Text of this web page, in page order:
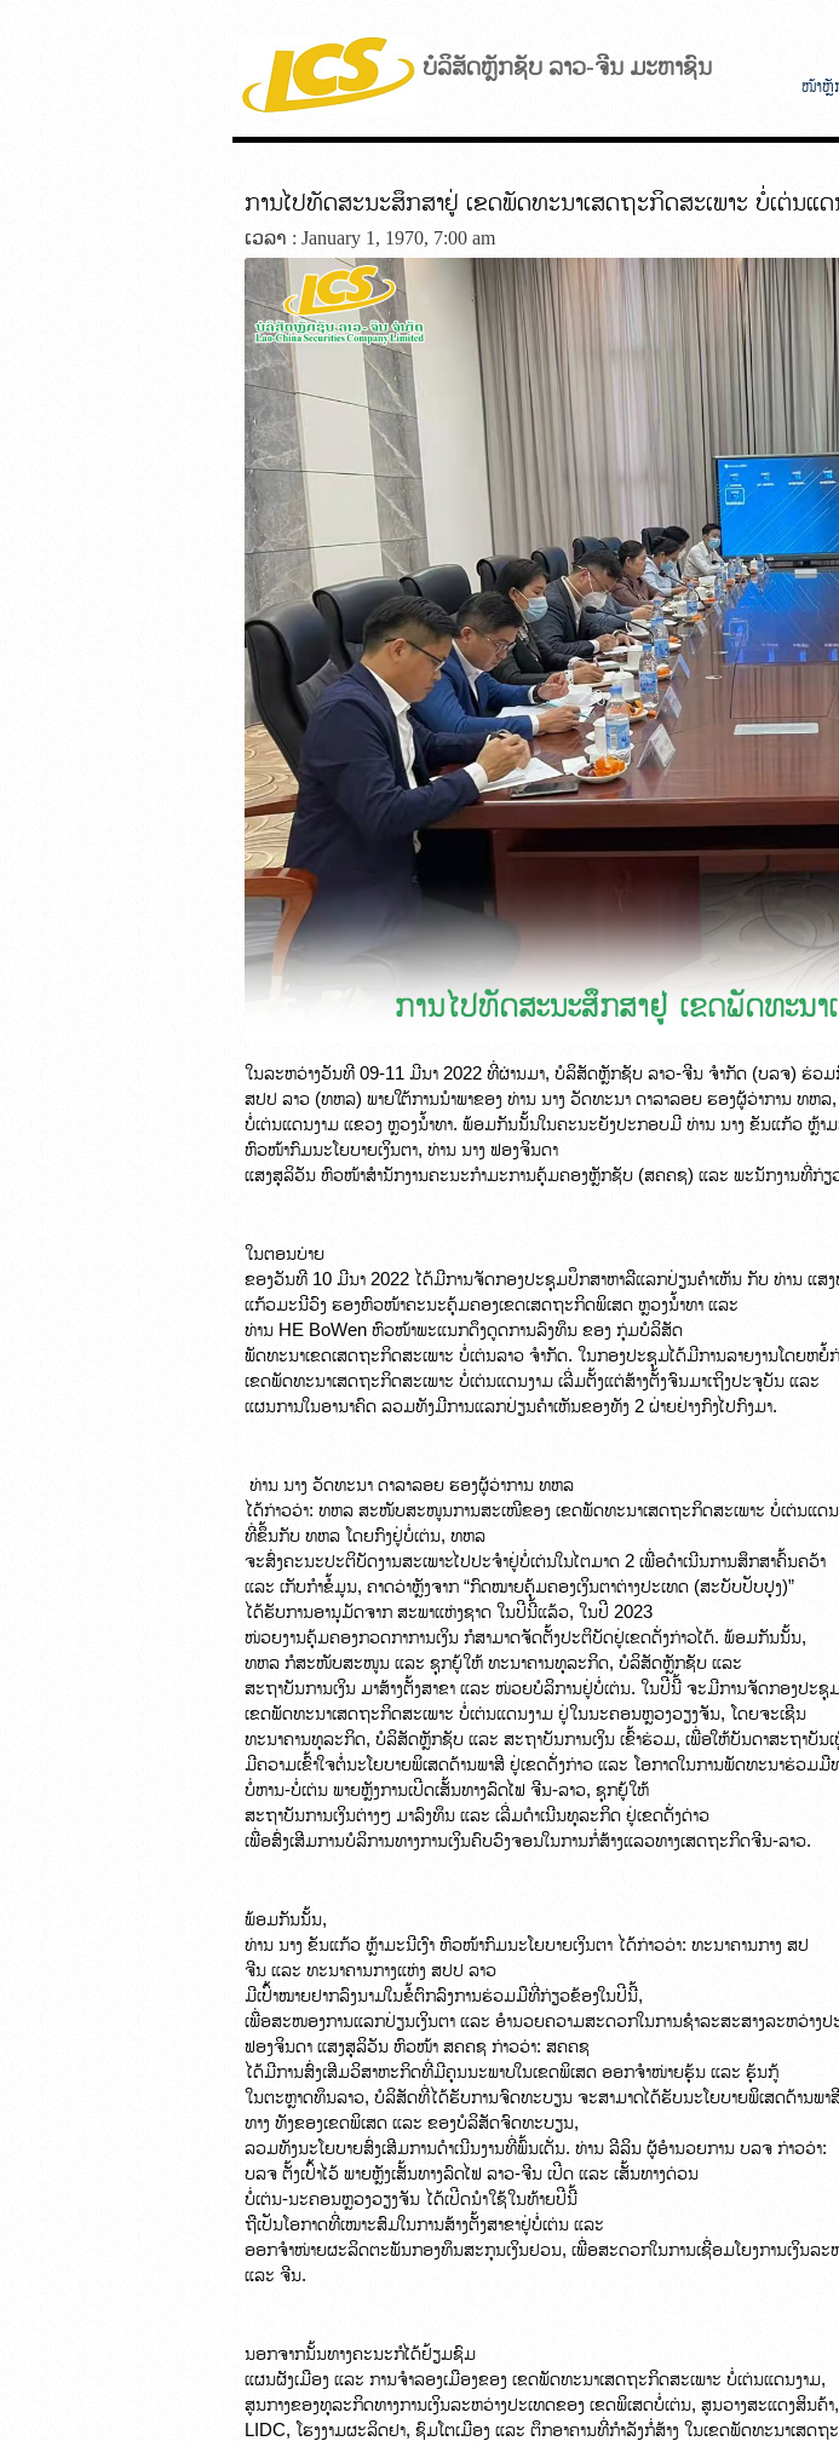
ບໍລິສັດຫຼັກຊັບ ລາວ-ຈີນ ມະຫາຊົນ
ໜ້າຫຼັ
ການໄປທັດສະນະສຶກສາຢູ່ ເຂດພັດທະນາເສດຖະກິດສະເພາະ ບໍ່ເຕ່ນແດ
ເວລາ : January 1, 1970, 7:00 am
ໃນລະຫວ່າງວັນທີ 09-11 ມີນາ 2022 ທີ່ຜ່ານມາ, ບໍລິສັດຫຼັກຊັບ ລາວ-ຈີນ ຈຳກັດ (ບລຈ) ຮ່ວມ
ສປປ ລາວ (ທຫລ) ພາຍໃຕ້ການນຳພາຂອງ ທ່ານ ນາງ ວັດທະນາ ດາລາລອຍ ຮອງຜູ້ວ່າການ ທ
ບໍ່ເຕ່ນແດນງາມ ແຂວງ ຫຼວງນ້ຳທາ. ພ້ອມກັນນັ້ນໃນຄະນະຍັງປະກອບມີ ທ່ານ ນາງ ຂັນແກ້ວ ຫຼ້າມ
ຫົວໜ້າກົມນະໂຍບາຍເງິນຕາ, ທ່ານ ນາງ ຟອງຈິນດາ
ແສງສຸລິວັນ ຫົວໜ້າສຳນັກງານຄະນະກຳມະການຄຸ້ມຄອງຫຼັກຊັບ (ສຄຄຊ) ແລະ ພະນັກງານທີ່ກ່ຽ
ໃນຕອນບ່າຍ
ຂອງວັນທີ 10 ມີນາ 2022 ໄດ້ມີການຈັດກອງປະຊຸມປຶກສາຫາລືແລກປ່ຽນຄຳເຫັນ ກັບ ທ່ານ ແສງ
ແກ້ວມະນີວົງ ຮອງຫົວໜ້າຄະນະຄຸ້ມຄອງເຂດເສດຖະກິດພິເສດ ຫຼວງນ້ຳທາ ແລະ
ທ່ານ HE BoWen ຫົວໜ້າພະແນກດຶງດູດການລົງທຶນ ຂອງ ກຸ່ມບໍລິສັດ
ພັດທະນາເຂດເສດຖະກິດສະເພາະ ບໍ່ເຕ່ນລາວ ຈຳກັດ. ໃນກອງປະຊຸມໄດ້ມີການລາຍງານໂດຍຫຍໍ້
ເຂດພັດທະນາເສດຖະກິດສະເພາະ ບໍ່ເຕ່ນແດນງາມ ເລີ່ມຕັ້ງແຕ່ສ້າງຕັ້ງຈົນມາເຖິງປະຈຸບັນ ແລະ
ແຜນການໃນອານາຄົດ ລວມທັງມີການແລກປ່ຽນຄຳເຫັນຂອງທັງ 2 ຝ່າຍຢ່າງກົງໄປກົງມາ.
ທ່ານ ນາງ ວັດທະນາ ດາລາລອຍ ຮອງຜູ້ວ່າການ ທຫລ
ໄດ້ກ່າວວ່າ: ທຫລ ສະໜັບສະໜູນການສະເໜີຂອງ ເຂດພັດທະນາເສດຖະກິດສະເພາະ ບໍ່ເຕ່ນແດ
ທີ່ຂຶ້ນກັບ ທຫລ ໂດຍກົງຢູ່ບໍ່ເຕ່ນ, ທຫລ
ຈະສົ່ງຄະນະປະຕິບັດງານສະເພາະໄປປະຈຳຢູ່ບໍ່ເຕ່ນໃນໄຕມາດ 2 ເພື່ອດຳເນີນການສຶກສາຄົ້ນຄວ້າ
ແລະ ເກັບກຳຂໍ້ມູນ, ຄາດວ່າຫຼັງຈາກ “ກົດໝາຍຄຸ້ມຄອງເງິນຕາຕ່າງປະເທດ (ສະບັບປັບປຸງ)”
ໄດ້ຮັບການອານຸມັດຈາກ ສະພາແຫ່ງຊາດ ໃນປີນີ້ແລ້ວ, ໃນປີ 2023
ໜ່ວຍງານຄຸ້ມຄອງກວດກາການເງິນ ກໍສາມາດຈັດຕັ້ງປະຕິບັດຢູ່ເຂດດັ່ງກ່າວໄດ້. ພ້ອມກັນນັ້ນ,
ທຫລ ກໍສະໜັບສະໜູນ ແລະ ຊຸກຍູ້ໃຫ້ ທະນາຄານທຸລະກິດ, ບໍລິສັດຫຼັກຊັບ ແລະ
ສະຖາບັນການເງິນ ມາສ້າງຕັ້ງສາຂາ ແລະ ໜ່ວຍບໍລິການຢູ່ບໍ່ເຕ່ນ. ໃນປີນີ້ ຈະມີການຈັດກອງປະຊຸ
ເຂດພັດທະນາເສດຖະກິດສະເພາະ ບໍ່ເຕ່ນແດນງາມ ຢູ່ໃນນະຄອນຫຼວງວຽງຈັນ, ໂດຍຈະເຊີນ
ທະນາຄານທຸລະກິດ, ບໍລິສັດຫຼັກຊັບ ແລະ ສະຖາບັນການເງິນ ເຂົ້າຮ່ວມ, ເພື່ອໃຫ້ບັນດາສະຖາບັນເ
ມີຄວາມເຂົ້າໃຈຕໍ່ນະໂຍບາຍພິເສດດ້ານພາສີ ຢູ່ເຂດດັ່ງກ່າວ ແລະ ໂອກາດໃນການພັດທະນາຮ່ວມ
ບໍ່ຫານ-ບໍ່ເຕ່ນ ພາຍຫຼັງການເປີດເສັ້ນທາງລົດໄຟ ຈີນ-ລາວ, ຊຸກຍູ້ໃຫ້
ສະຖາບັນການເງິນຕ່າງໆ ມາລົງທຶນ ແລະ ເລີ່ມດຳເນີນທຸລະກິດ ຢູ່ເຂດດັ່ງດ່າວ
ເພື່ອສົ່ງເສີມການບໍລິການທາງການເງິນຄົບວົງຈອນໃນການກໍ່ສ້າງແລວທາງເສດຖະກິດຈີນ-ລາວ.
ພ້ອມກັນນັ້ນ,
ທ່ານ ນາງ ຂັນແກ້ວ ຫຼ້າມະນີເງົາ ຫົວໜ້າກົມນະໂຍບາຍເງິນຕາ ໄດ້ກ່າວວ່າ: ທະນາຄານກາງ ສປ
ຈີນ ແລະ ທະນາຄານກາງແຫ່ງ ສປປ ລາວ
ມີເປົ້າໝາຍຢາກລົງນາມໃນຂໍ້ຕົກລົງການຮ່ວມມືທີ່ກ່ຽວຂ້ອງໃນປີນີ້,
ເພື່ອສະໜອງການແລກປ່ຽນເງິນຕາ ແລະ ອຳນວຍຄວາມສະດວກໃນການຊຳລະສະສາງລະຫວ່າງປ
ຟອງຈິນດາ ແສງສຸລິວັນ ຫົວໜ້າ ສຄຄຊ ກ່າວວ່າ: ສຄຄຊ
ໄດ້ມີການສົ່ງເສີມວິສາຫະກິດທີ່ມີຄຸນນະພາບໃນເຂດພິເສດ ອອກຈຳໜ່າຍຮຸ້ນ ແລະ ຮຸ້ນກູ້
ໃນຕະຫຼາດທຶນລາວ, ບໍລິສັດທີ່ໄດ້ຮັບການຈົດທະບຽນ ຈະສາມາດໄດ້ຮັບນະໂຍບາຍພິເສດດ້ານພາ
ທາງ ທັງຂອງເຂດພິເສດ ແລະ ຂອງບໍລິສັດຈົດທະບຽນ,
ລວມທັງນະໂຍບາຍສົ່ງເສີມການດຳເນີນງານທີ່ພົ້ນເດັ່ນ. ທ່ານ ລີລິນ ຜູ້ອຳນວຍການ ບລຈ ກ່າວວ່າ:
ບລຈ ຕັ້ງເປົ້າໄວ້ ພາຍຫຼັງເສັ້ນທາງລົດໄຟ ລາວ-ຈີນ ເປີດ ແລະ ເສັ້ນທາງດ່ວນ
ບໍ່ເຕ່ນ-ນະຄອນຫຼວງວຽງຈັນ ໄດ້ເປີດນຳໃຊ້ໃນທ້າຍປີນີ້
ຖືເປັນໂອກາດທີ່ເໝາະສົມໃນການສ້າງຕັ້ງສາຂາຢູ່ບໍ່ເຕ່ນ ແລະ
ອອກຈຳໜ່າຍຜະລິດຕະພັນກອງທຶນສະກຸນເງິນຢວນ, ເພື່ອສະດວກໃນການເຊື່ອມໂຍງການເງິນລະ
ແລະ ຈີນ.
ນອກຈາກນັ້ນທາງຄະນະກໍໄດ້ຢ້ຽມຊົມ
ແຜນຜັງເມືອງ ແລະ ການຈຳລອງເມືອງຂອງ ເຂດພັດທະນາເສດຖະກິດສະເພາະ ບໍ່ເຕ່ນແດນງາມ,
ສູນກາງຂອງທຸລະກິດທາງການເງິນລະຫວ່າງປະເທດຂອງ ເຂດພິເສດບໍ່ເຕ່ນ, ສູນວາງສະແດງສິນ
LIDC, ໂຮງງາມຜະລິດຢາ, ຊົມໂຕເມືອງ ແລະ ຕຶກອາຄານທີ່ກຳລັງກໍ່ສ້າງ ໃນເຂດພັດທະນາເສດຖ